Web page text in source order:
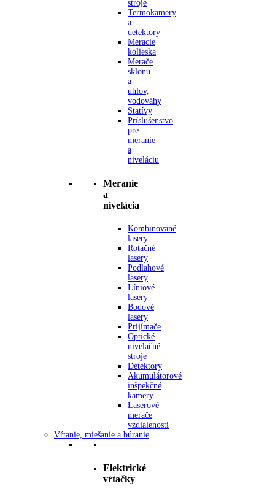
stroje
Termokamery
a
detektory
Meracie
kolieska
Merače
sklonu
a
uhlov,
vodováhy
Statívy
Príslušenstvo
pre
meranie
a
niveláciu
Meranie
a
nivelácia
Kombinované
lasery
Rotačné
lasery
Podlahové
lasery
Líniové
lasery
Bodové
lasery
Prijímače
Optické
nivelačné
stroje
Detektory
Akumulátorové
inšpekčné
kamery
Laserové
merače
vzdialenosti
Vŕtanie, miešanie a búranie
Elektrické
vŕtačky